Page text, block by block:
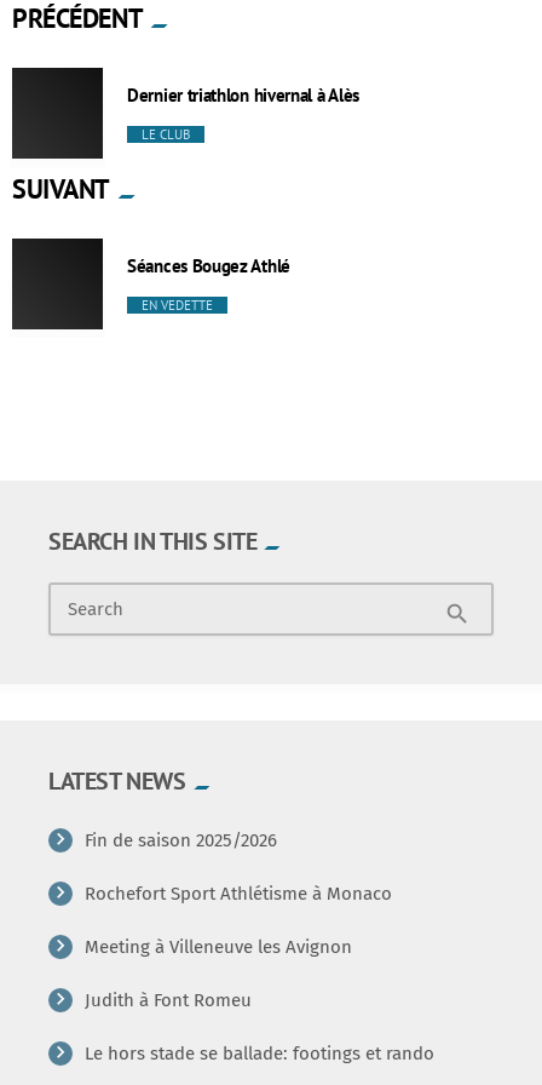
PRÉCÉDENT
Dernier triathlon hivernal à Alès
LE CLUB
SUIVANT
Séances Bougez Athlé
EN VEDETTE
SEARCH IN THIS SITE
Search search
LATEST NEWS
Fin de saison 2025/2026
Rochefort Sport Athlétisme à Monaco
Meeting à Villeneuve les Avignon
Judith à Font Romeu
Le hors stade se ballade: footings et rando